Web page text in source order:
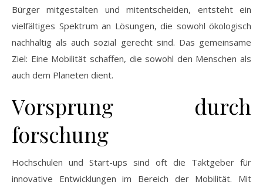
Bürger mitgestalten und mitentscheiden, entsteht ein
vielfältiges Spektrum an Lösungen, die sowohl ökologisch
nachhaltig als auch sozial gerecht sind. Das gemeinsame
Ziel: Eine Mobilität schaffen, die sowohl den Menschen als
auch dem Planeten dient.
Vorsprung durch
forschung
Hochschulen und Start-ups sind oft die Taktgeber für
innovative Entwicklungen im Bereich der Mobilität. Mit